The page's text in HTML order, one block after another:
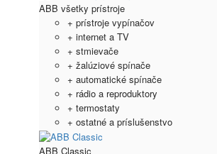
ABB všetky prístroje
+ prístroje vypínačov
+ internet a TV
+ stmievače
+ žalúziové spínače
+ automatické spínače
+ rádio a reproduktory
+ termostaty
+ ostatné a príslušenstvo
ABB Classic